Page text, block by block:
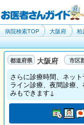
病院検索TOP 大阪府 柏
大阪府
さらに診療時間、ネッ
ライン診療、夜間診療
みもできます↓